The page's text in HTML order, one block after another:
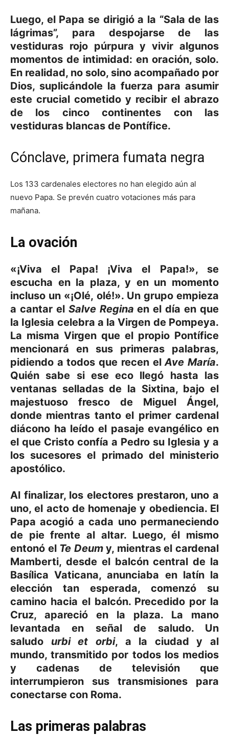
Luego, el Papa se dirigió a la “Sala de las
lágrimas”, para despojarse de las
vestiduras rojo púrpura y vivir algunos
momentos de intimidad: en oración, solo.
En realidad, no solo, sino acompañado por
Dios, suplicándole la fuerza para asumir
este crucial cometido y recibir el abrazo
de los cinco continentes con las
vestiduras blancas de Pontífice.
Cónclave, primera fumata negra
Los 133 cardenales electores no han elegido aún al
nuevo Papa. Se prevén cuatro votaciones más para
mañana.
La ovación
«¡Viva el Papa! ¡Viva el Papa!», se
escucha en la plaza, y en un momento
incluso un «¡Olé, olé!». Un grupo empieza
a cantar el Salve Regina en el día en que
la Iglesia celebra a la Virgen de Pompeya.
La misma Virgen que el propio Pontífice
mencionará en sus primeras palabras,
pidiendo a todos que recen elAve María.
Quién sabe si ese eco llegó hasta las
ventanas selladas de la Sixtina, bajo el
majestuoso fresco de Miguel Ángel,
donde mientras tanto el primer cardenal
diácono ha leído el pasaje evangélico en
el que Cristo confía a Pedro su Iglesia y a
los sucesores el primado del ministerio
apostólico.
Al finalizar, los electores prestaron, uno a
uno, el acto de homenaje y obediencia. El
Papa acogió a cada uno permaneciendo
de pie frente al altar. Luego, él mismo
entonó el Te Deumy, mientras el cardenal
Mamberti, desde el balcón central de la
Basílica Vaticana, anunciaba en latín la
elección tan esperada, comenzó su
camino hacia el balcón. Precedido por la
Cruz, apareció en la plaza. La mano
levantada en señal de saludo. Un
saludo urbi et orbi, a la ciudad y al
mundo, transmitido por todos los medios
y cadenas de televisión que
interrumpieron sus transmisiones para
conectarse con Roma.
Las primeras palabras